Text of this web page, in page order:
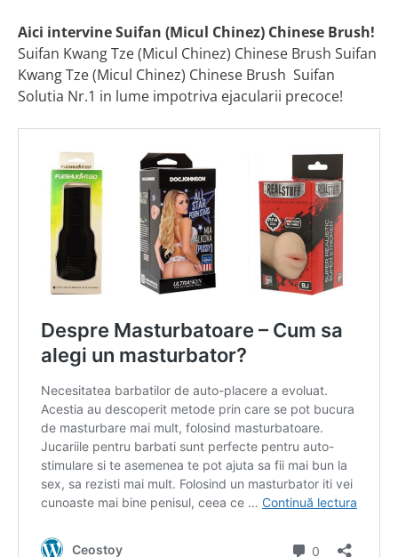
Aici intervine Suifan (Micul Chinez) Chinese Brush!
Suifan Kwang Tze (Micul Chinez) Chinese Brush Suifan
Kwang Tze (Micul Chinez) Chinese Brush Suifan
Solutia Nr.1 in lume impotriva ejacularii precoce!